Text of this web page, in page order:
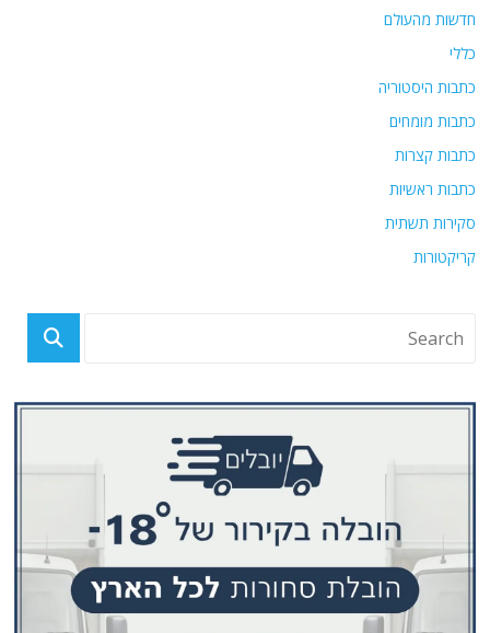
חדשות מהעולם
כללי
כתבות היסטוריה
כתבות מומחים
כתבות קצרות
כתבות ראשיות
סקירות תשתית
קריקטורות